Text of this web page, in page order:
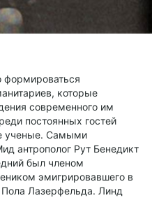
которые
современного им
постоянных гостей
ученые. Самыми
антрополог Рут Бенедикт
был членом
эмигрировавшего в
Лазерфельда. Линд